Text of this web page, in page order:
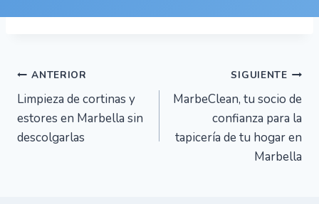
Navegación
de
entradas
ANTERIOR
Limpieza de cortinas y
estores en Marbella sin
descolgarlas
SIGUIENTE
MarbeClean, tu socio de
confianza para la
tapicería de tu hogar en
Marbella